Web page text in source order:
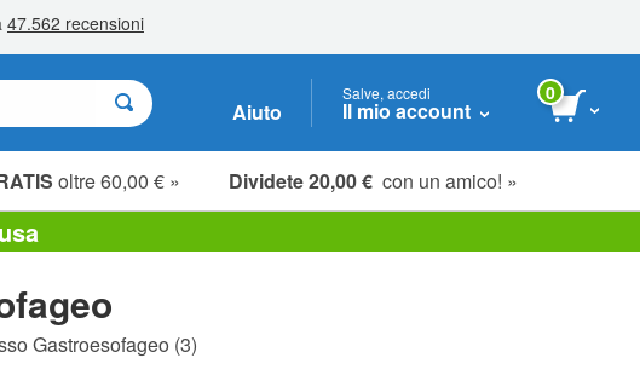
Aiuto
Salve, accedi
Il mio account
0
oltre 60,00 € » Dividete 20,00 € con un amico! »
Gastroesofageo (3)